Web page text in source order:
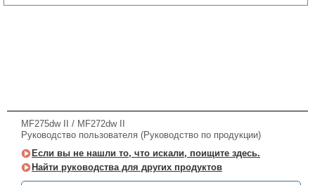
MF275dw II / MF272dw II
Руководство пользователя (Руководство по продукции)
Если вы не нашли то, что искали, поищите здесь.
Найти руководства для других продуктов